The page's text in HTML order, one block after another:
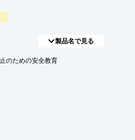
製品名で見る
のための安全教育